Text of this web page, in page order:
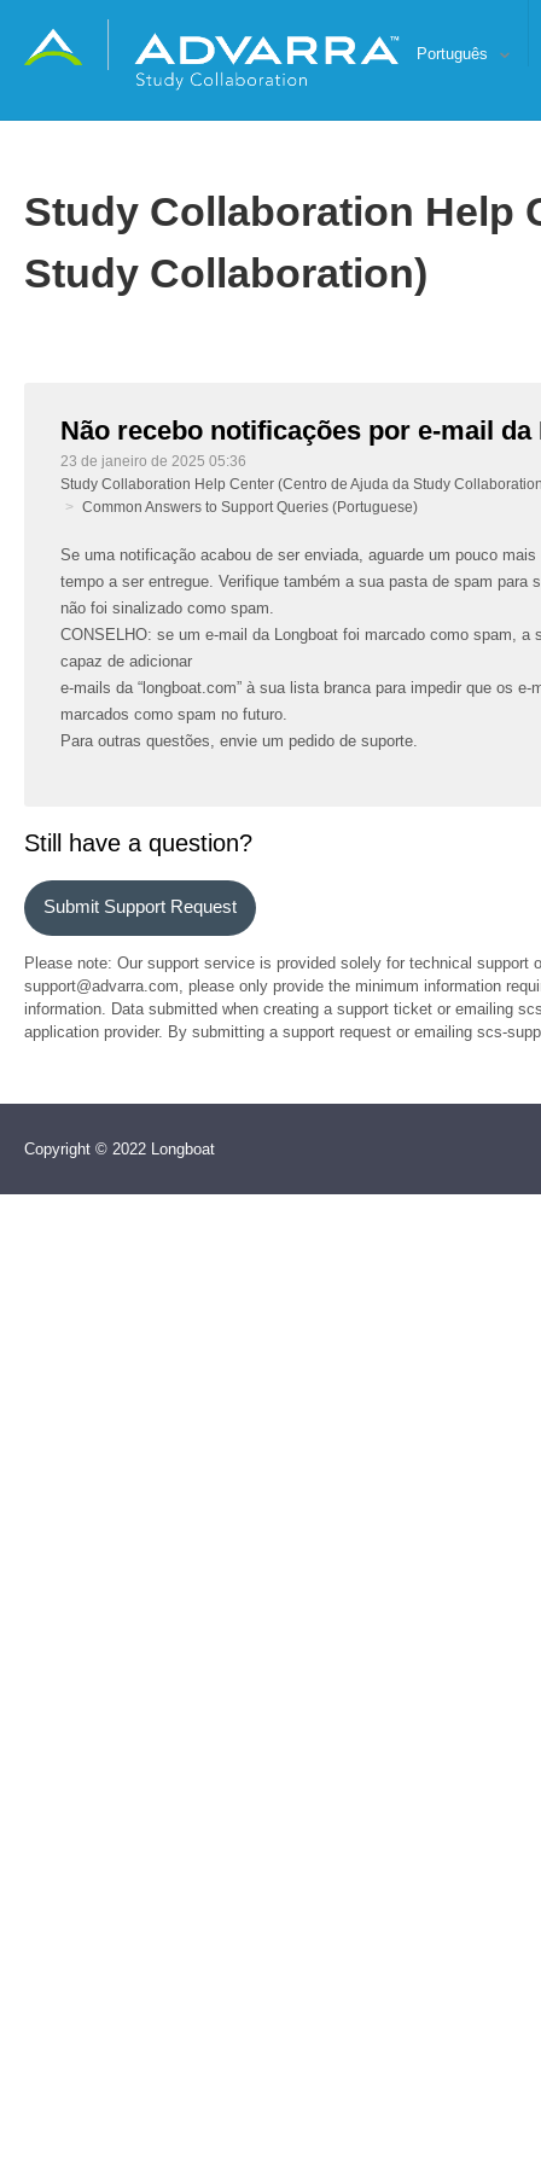
Português
Study Collaboration Help
Study Collaboration)
Não recebo notificações por e-mail da
23 de janeiro de 2025 05:36
Study Collaboration Help Center (Centro de Ajuda da Study
Common Answers to Support Queries (Portuguese)
Se uma notificação acabou de ser enviada, aguarde um pouco
tempo a ser entregue. Verifique também a sua pasta de spam para
não foi sinalizado como spam.
CONSELHO: se um e-mail da Longboat foi marcado como spam, a
capaz de adicionar
e-mails da “longboat.com” à sua lista branca para impedir que os e-
marcados como spam no futuro.
Para outras questões, envie um pedido de suporte.
Still have a question?
Submit Support Request
Please note: Our support service is provided solely for technical
support@advarra.com, please only provide the minimum information
information. Data submitted when creating a support ticket or emailing
application provider. By submitting a support request or emailing scs-
Copyright © 2022 Longboat